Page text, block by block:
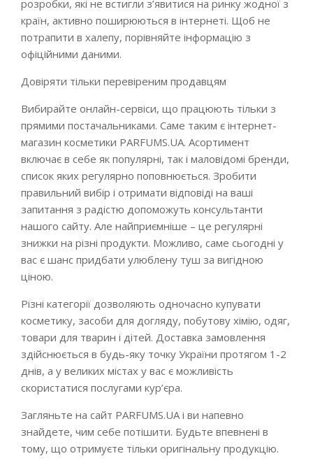
розробки, які не встигли з’явитися на ринку жодної з
країн, активно поширюються в інтернеті. Щоб не
потрапити в халепу, порівняйте інформацію з
офіційними даними.
Довіряти тільки перевіреним продавцям
Вибирайте онлайн-сервіси, що працюють тільки з
прямими постачальниками. Саме таким є інтернет-
магазин косметики PARFUMS.UA. Асортимент
включає в себе як популярні, так і маловідомі бренди,
список яких регулярно поповнюється. Зробити
правильний вибір і отримати відповіді на ваші
запитання з радістю допоможуть консультанти
нашого сайту. Але найприємніше – це регулярні
знижки на різні продукти. Можливо, саме сьогодні у
вас є шанс придбати улюблену туш за вигідною
ціною.
Різні категорії дозволяють одночасно купувати
косметику, засоби для догляду, побутову хімію, одяг,
товари для тварин і дітей. Доставка замовлення
здійснюється в будь-яку точку України протягом 1-2
днів, а у великих містах у вас є можливість
скористатися послугами кур’єра.
Загляньте на сайт PARFUMS.UA і ви напевно
знайдете, чим себе потішити. Будьте впевнені в
тому, що отримуєте тільки оригінальну продукцію.